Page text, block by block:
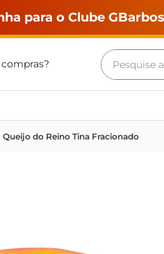
para o Clube
Pesquise
Queijo do Reino Tina Fracionado
Termos